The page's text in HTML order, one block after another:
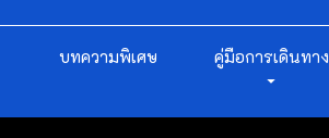
บทความพิเศษ คู่มือการเดินทาง
arrow_drop_down